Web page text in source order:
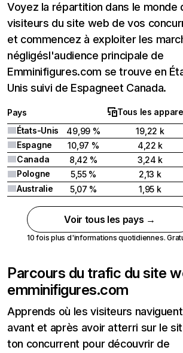
Voyez la répartition dans le monde
visiteurs du site web de vos
et commencez à exploiter les
négligésl'audience principale de
Emminifigures.com se trouve en
Unis suivi de Espagneet Canada.
Pays
Tous les
États-Unis
49,99 %
19,22 k
Espagne
10,97 %
4,22 k
Canada
8,42 %
3,24 k
Pologne
5,55 %
2,13 k
Australie
5,07 % 1,95 k
Voir tous les pays →
10 fois plus d'informations quotidiennes.
Parcours du trafic du site
emminifigures.com
Apprends où les visiteurs naviguent
avant et après avoir atterri sur le
ton concurrent pour découvrir de